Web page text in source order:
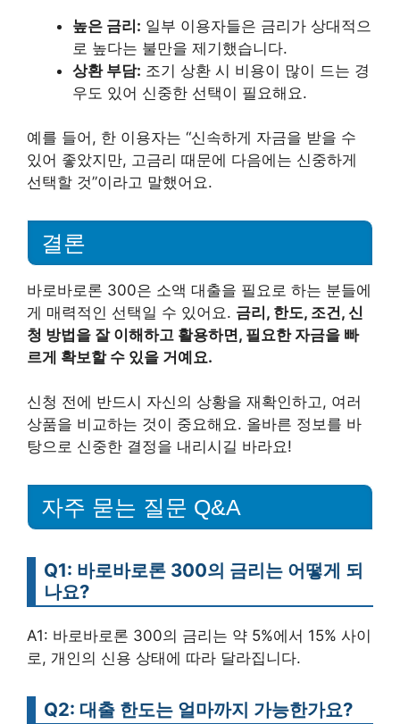
높은 금리: 일부 이용자들은 금리가 상대적으
로 높다는 불만을 제기했습니다.
상환 부담: 조기 상환 시 비용이 많이 드는 경
우도 있어 신중한 선택이 필요해요.
예를 들어, 한 이용자는 “신속하게 자금을 받을 수
있어 좋았지만, 고금리 때문에 다음에는 신중하게
선택할 것”이라고 말했어요.
결론
바로바로론 300은 소액 대출을 필요로 하는 분들에
게 매력적인 선택일 수 있어요. 금리, 한도, 조건, 신
청 방법을 잘 이해하고 활용하면, 필요한 자금을 빠
르게 확보할 수 있을 거예요.
신청 전에 반드시 자신의 상황을 재확인하고, 여러
상품을 비교하는 것이 중요해요. 올바른 정보를 바
탕으로 신중한 결정을 내리시길 바라요!
자주 묻는 질문 Q&A
Q1: 바로바로론 300의 금리는 어떻게 되
나요?
A1: 바로바로론 300의 금리는 약 5%에서 15% 사이
로, 개인의 신용 상태에 따라 달라집니다.
Q2: 대출 한도는 얼마까지 가능한가요?